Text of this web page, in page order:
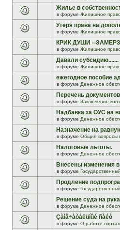
Жилье в
в форуме Жилищное право
Утеря права на
в форуме Жилищное право
КРИК ДУШИ --
в форуме Жилищное право
Давали субсидию.......
в форуме Жилищное право
ежегодное пособие
в форуме Денежное
Перечень
в форуме Заключение
Надбавка за ОУС на
в форуме Денежное
Назначение на
в форуме Общие вопросы
Налоговые льготы.
в форуме Денежное
Внесены изменения
в форуме
Продление
в форуме
Решение суда на
в форуме Денежное
Çàìå÷àòåëüíûé ñàéò
в форуме О работе